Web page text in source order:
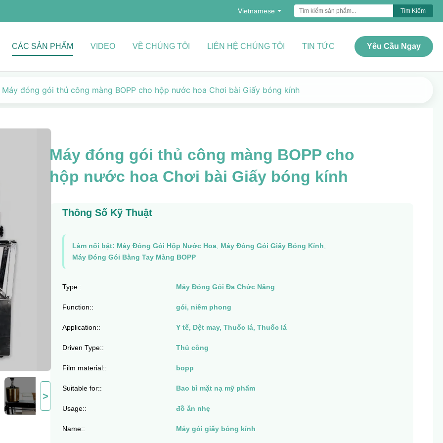
Vietnamese Tìm Kiếm
CÁC SẢN PHẨM VIDEO VỀ CHÚNG TÔI LIÊN HỆ CHÚNG TÔI TIN TỨC Yêu Cầu Ngay
Máy đóng gói thủ công màng BOPP cho hộp nước hoa Chơi bài Giấy bóng kính
>
Máy đóng gói thủ công màng BOPP cho
hộp nước hoa Chơi bài Giấy bóng kính
Thông Số Kỹ Thuật
Làm nổi bật: Máy Đóng Gói Hộp Nước Hoa, Máy Đóng Gói Giấy Bóng Kính
Máy Đóng Gói Bằng Tay Màng BOPP
Type:: Máy Đóng Gói Đa Chức Năng
Function:: gói, niêm phong
Application:: Y tế, Dệt may, Thuốc lá, Thuốc lá
Driven Type:: Thủ công
Film material:: bopp
Suitable for:: Bao bì mặt nạ mỹ phẩm
Usage:: đồ ăn nhẹ
Name:: Máy gói giấy bóng kính